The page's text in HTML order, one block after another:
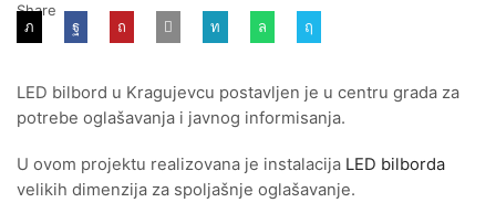
Share
LED bilbord u Kragujevcu postavljen je u centru grada za
potrebe oglašavanja i javnog informisanja.
U ovom projektu realizovana je instalacija LED bilborda
velikih dimenzija za spoljašnje oglašavanje.